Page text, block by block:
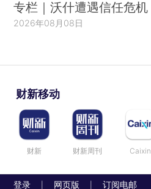
专栏｜沃什遭遇信任危机
2026年08月08日
财新移动
财新 财新周刊 Caixin
登录 网页版 订阅电邮